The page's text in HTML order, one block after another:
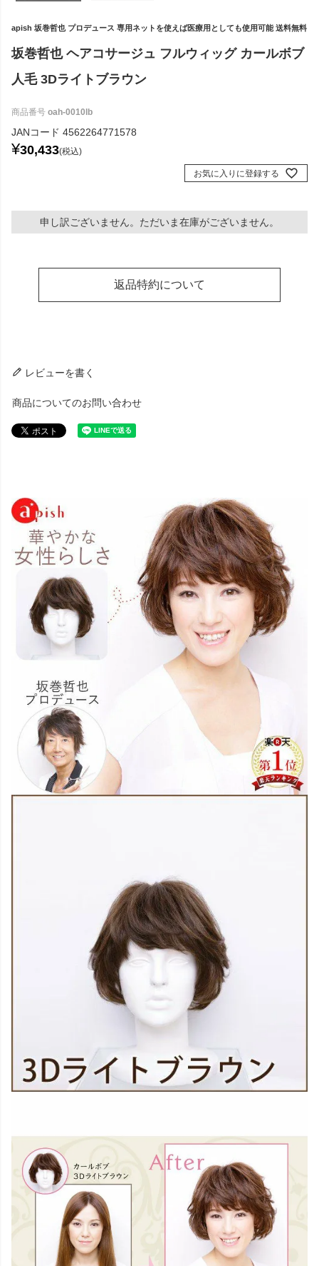
apish 坂巻哲也 プロデュース 専用ネットを使えば医療用としても使用可能 送料無料
坂巻哲也 ヘアコサージュ フルウィッグ カールボブ
人毛 3Dライトブラウン
商品番号 oah-0010lb
JANコード 4562264771578
¥30,433 税込
お気に入りに登録する
申し訳ございません。ただいま在庫がございません。
返品特約について
レビューを書く
商品についてのお問い合わせ